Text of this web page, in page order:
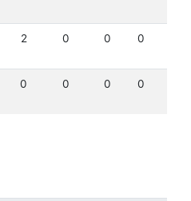
2 0 0 0
0 0 0 0